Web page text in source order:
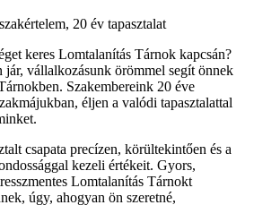
20 év tapasztalat
keres Lomtalanítás Tárnok kapcsán?
jár, vállalkozásunk örömmel segít önnek
Szakembereink 20 éve
éljen a valódi tapasztalattal
csapata precízen, körültekintően és a
kezeli értékeit. Gyors,
Lomtalanítás Tárnokt
úgy, ahogyan ön szeretné,